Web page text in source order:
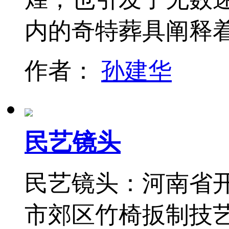
内的奇特葬具阐
作者： 孙建华
民艺镜头
民艺镜头：河南省
市郊区竹椅扳制技